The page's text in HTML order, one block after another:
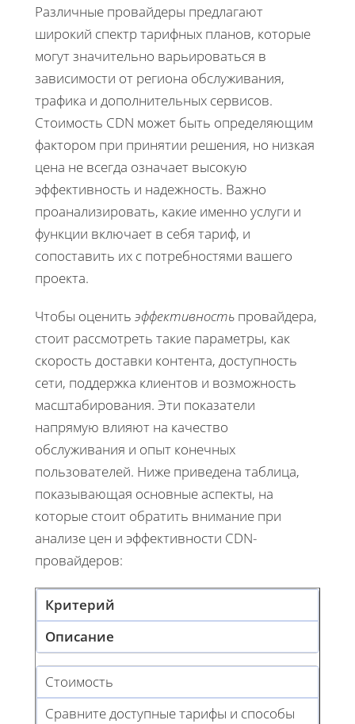
Различные провайдеры предлагают
широкий спектр тарифных планов, которые
могут значительно варьироваться в
зависимости от региона обслуживания,
трафика и дополнительных сервисов.
Стоимость CDN может быть определяющим
фактором при принятии решения, но низкая
цена не всегда означает высокую
эффективность и надежность. Важно
проанализировать, какие именно услуги и
функции включает в себя тариф, и
сопоставить их с потребностями вашего
проекта.
Чтобы оценить эффективность провайдера,
стоит рассмотреть такие параметры, как
скорость доставки контента, доступность
сети, поддержка клиентов и возможность
масштабирования. Эти показатели
напрямую влияют на качество
обслуживания и опыт конечных
пользователей. Ниже приведена таблица,
показывающая основные аспекты, на
которые стоит обратить внимание при
анализе цен и эффективности CDN-
провайдеров:
Критерий
Описание
Стоимость
Сравните доступные тарифы и способы